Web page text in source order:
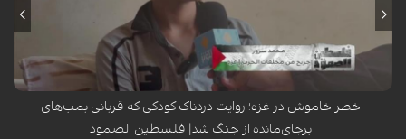
محمد سرور، کودک فلسطینی ساکن اردوگاه النصیرات در نوار غزه، هنگام عبور
از کنار تپه‌وری در این منطقه، هدف انفجار یک گلوله یا ماده منفجره باقیمانده
از ار...
خطر خاموش در غزه؛ روایت دردناک کودکی که قربانی بمب‌های
برجای‌مانده از جنگ شد| فلسطین الصمود